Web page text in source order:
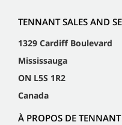
TENNANT SALES AND
1329 Cardiff Boulevard
Mississauga
ON L5S 1R2
Canada
À PROPOS DE TENNANT